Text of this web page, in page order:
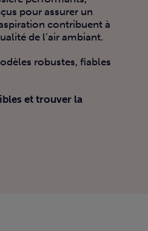
pour assurer un
contribuent à
de l’air ambiant.
robustes, fiables
et trouver la